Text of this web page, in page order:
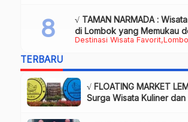
Destinasi Wisata Favorit
√ TAMAN NARMADA :
di Lombok yang Memukau
Keindahan Alam & Budaya
TERBARU
√ FLOATING MARKET
Surga Wisata Kuliner dan